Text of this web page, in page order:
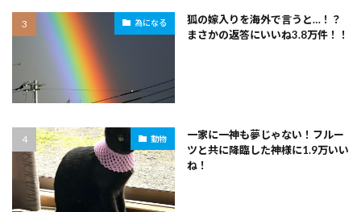
為になる
狐の嫁入りを海外で言うと…！？
まさかの返答にいいね3.8万件！！
動物
一家に一神も夢じゃない！フルー
ツと共に降臨した神様に1.9万いい
ね！